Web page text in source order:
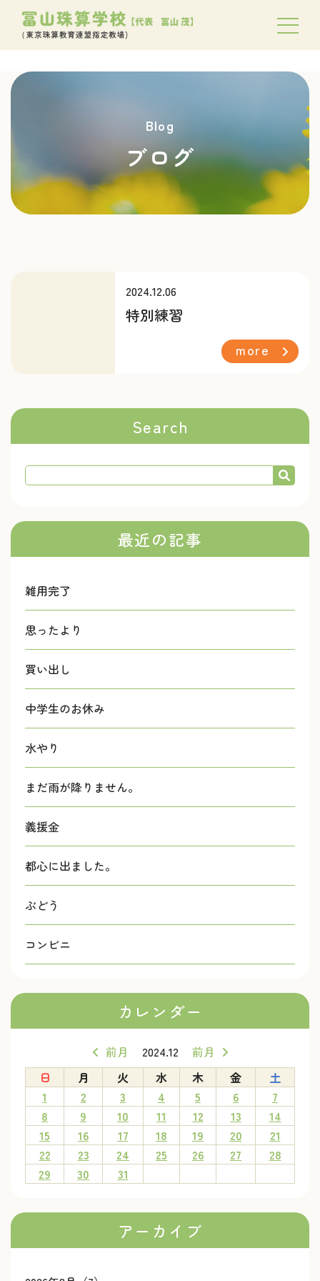
Blog
ブログ
2024.12.06
特別練習
more
Search
最近の記事
雑用完了
思ったより
買い出し
中学生のお休み
水やり
まだ雨が降りません。
義援金
都心に出ました。
ぶどう
コンビニ
カレンダー
前月 2024.12
前月
日
月 火 水 木 金
土
1
2 3 4 5 6
7
8
9 10 11 12 13
14
15
16 17 18 19 20
21
22
23 24 25 26 27
28
29
30 31
アーカイブ